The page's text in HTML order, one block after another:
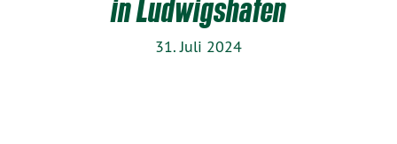
in Ludwigshafen
31. Juli 2024